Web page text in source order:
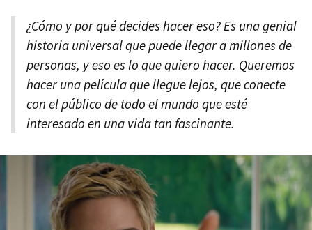
¿Cómo y por qué decides hacer eso? Es una genial
historia universal que puede llegar a millones de
personas, y eso es lo que quiero hacer. Queremos
hacer una película que llegue lejos, que conecte
con el público de todo el mundo que esté
interesado en una vida tan fascinante.